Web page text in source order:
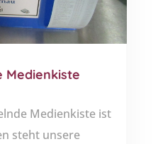
Medienkiste
Medienkiste ist
steht unsere